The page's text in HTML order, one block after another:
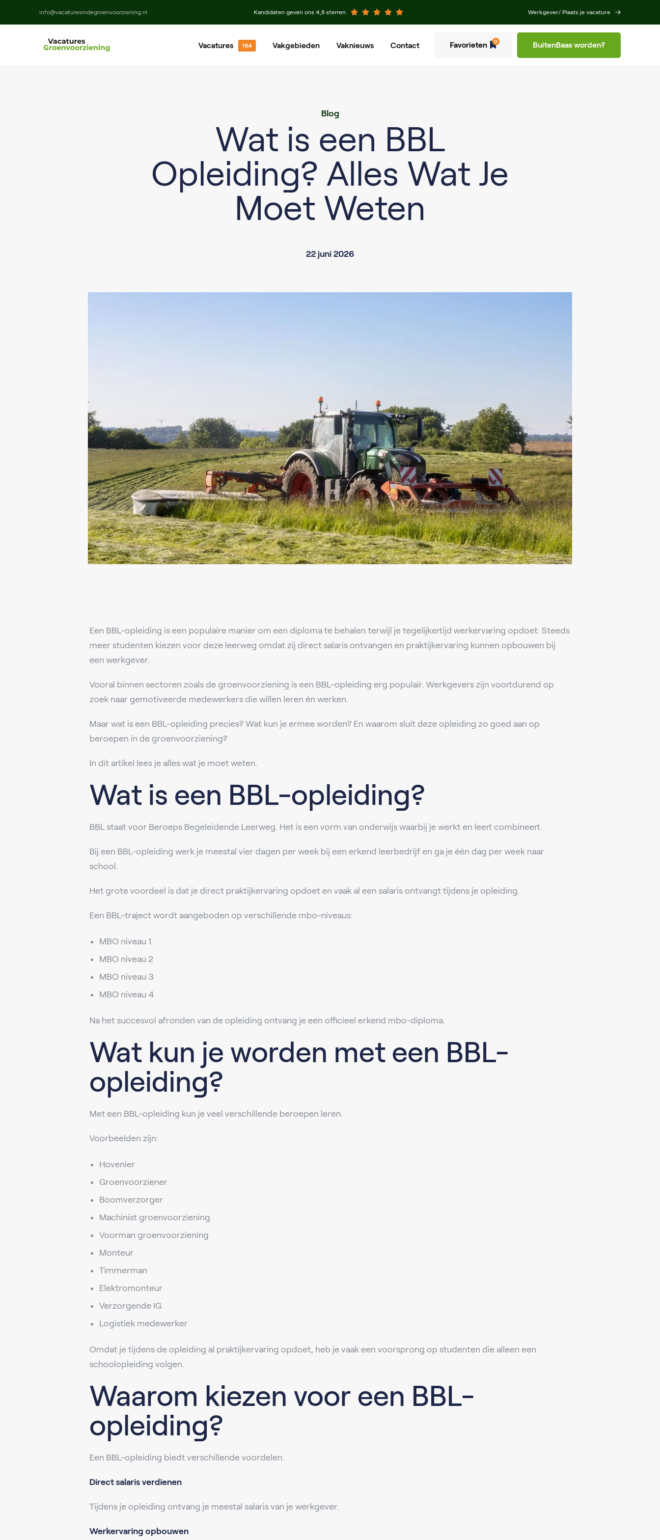
info@vacaturesindegroenvoorziening.nl Kandidaten geven ons 4,8 sterren Werkgever/ Plaats je vacature
Vacatures Vakgebieden Vaknieuws Contact Favorieten 0 BuitenBaas worden?
Blog
Wat is een BBL
Opleiding? Alles Wat Je
Moet Weten
22 juni 2026
Een BBL-opleiding is een populaire manier om een diploma te behalen terwijl je tegelijkertijd werkervaring opdoet. Steeds
meer studenten kiezen voor deze leerweg omdat zij direct salaris ontvangen en praktijkervaring kunnen opbouwen bij
een werkgever.
Vooral binnen sectoren zoals de groenvoorziening is een BBL-opleiding erg populair. Werkgevers zijn voortdurend op
zoek naar gemotiveerde medewerkers die willen leren én werken.
Maar wat is een BBL-opleiding precies? Wat kun je ermee worden? En waarom sluit deze opleiding zo goed aan op
beroepen in de groenvoorziening?
In dit artikel lees je alles wat je moet weten.
Wat is een BBL-opleiding?
BBL staat voor Beroeps Begeleidende Leerweg. Het is een vorm van onderwijs waarbij je werkt en leert combineert.
Bij een BBL-opleiding werk je meestal vier dagen per week bij een erkend leerbedrijf en ga je één dag per week naar
school.
Het grote voordeel is dat je direct praktijkervaring opdoet en vaak al een salaris ontvangt tijdens je opleiding.
Een BBL-traject wordt aangeboden op verschillende mbo-niveaus:
MBO niveau 1
MBO niveau 2
MBO niveau 3
MBO niveau 4
Na het succesvol afronden van de opleiding ontvang je een officieel erkend mbo-diploma.
Wat kun je worden met een BBL-
opleiding?
Met een BBL-opleiding kun je veel verschillende beroepen leren.
Voorbeelden zijn:
Hovenier
Groenvoorziener
Boomverzorger
Machinist groenvoorziening
Voorman groenvoorziening
Monteur
Timmerman
Elektromonteur
Verzorgende IG
Logistiek medewerker
Omdat je tijdens de opleiding al praktijkervaring opdoet, heb je vaak een voorsprong op studenten die alleen een
schoolopleiding volgen.
Waarom kiezen voor een BBL-
opleiding?
Een BBL-opleiding biedt verschillende voordelen.
Direct salaris verdienen
Tijdens je opleiding ontvang je meestal salaris van je werkgever.
Werkervaring opbouwen